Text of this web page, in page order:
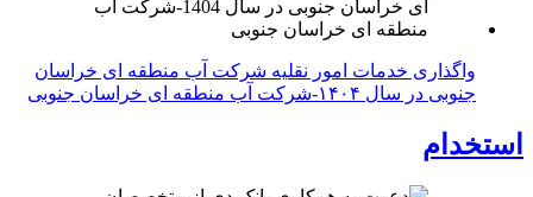
واگذاری خدمات امور نقلیه شرکت آب منطقه ای خراسان
جنوبی در سال ۱۴۰۴-شرکت آب منطقه ای خراسان جنوبی
استخدام